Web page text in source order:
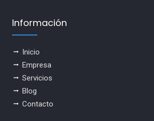
Información
Inicio
Empresa
Servicios
Blog
Contacto